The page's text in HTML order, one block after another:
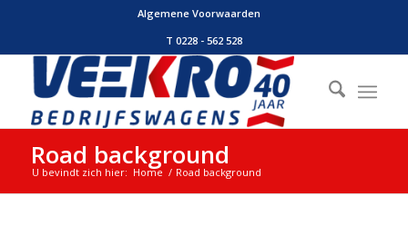
Algemene Voorwaarden
T 0228 - 562 528
Road background
U bevindt zich hier: Home / Road background